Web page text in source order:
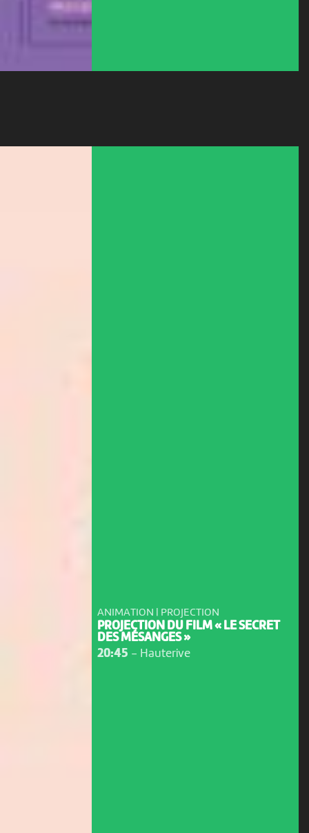
ANIMATION | PROJECTION
PROJECTION DU FILM « LE SECRET
DES MÉSANGES »
20:45 - Hauterive